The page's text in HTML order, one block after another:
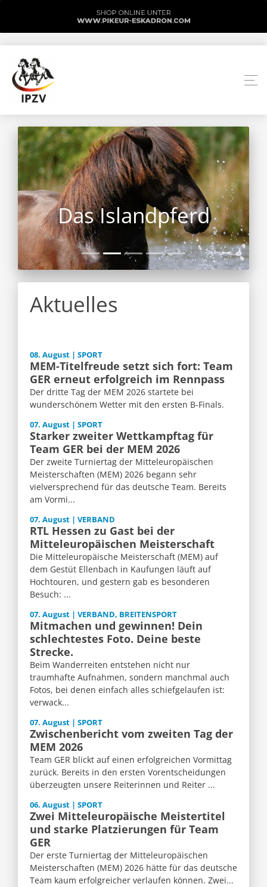
Das Islandpferd
Aktuelles
08. August | SPORT
MEM-Titelfreude setzt sich fort: Team
GER erneut erfolgreich im Rennpass
Der dritte Tag der MEM 2026 startete bei
wunderschönem Wetter mit den ersten B-Finals.
07. August | SPORT
Starker zweiter Wettkampftag für
Team GER bei der MEM 2026
Der zweite Turniertag der Mitteleuropäischen
Meisterschaften (MEM) 2026 begann sehr
vielversprechend für das deutsche Team. Bereits
am Vormi...
07. August | VERBAND
RTL Hessen zu Gast bei der
Mitteleuropäischen Meisterschaft
Die Mitteleuropäische Meisterschaft (MEM) auf
dem Gestüt Ellenbach in Kaufungen läuft auf
Hochtouren, und gestern gab es besonderen
Besuch: ...
07. August | VERBAND, BREITENSPORT
Mitmachen und gewinnen! Dein
schlechtestes Foto. Deine beste
Strecke.
Beim Wanderreiten entstehen nicht nur
traumhafte Aufnahmen, sondern manchmal auch
Fotos, bei denen einfach alles schiefgelaufen ist:
verwack...
07. August | SPORT
Zwischenbericht vom zweiten Tag der
MEM 2026
Team GER blickt auf einen erfolgreichen Vormittag
zurück. Bereits in den ersten Vorentscheidungen
überzeugten unsere Reiterinnen und Reiter ...
06. August | SPORT
Zwei Mitteleuropäische Meistertitel
und starke Platzierungen für Team
GER
Der erste Turniertag der Mitteleuropäischen
Meisterschaften (MEM) 2026 hätte für das deutsche
Team kaum erfolgreicher verlaufen können. Zwei...